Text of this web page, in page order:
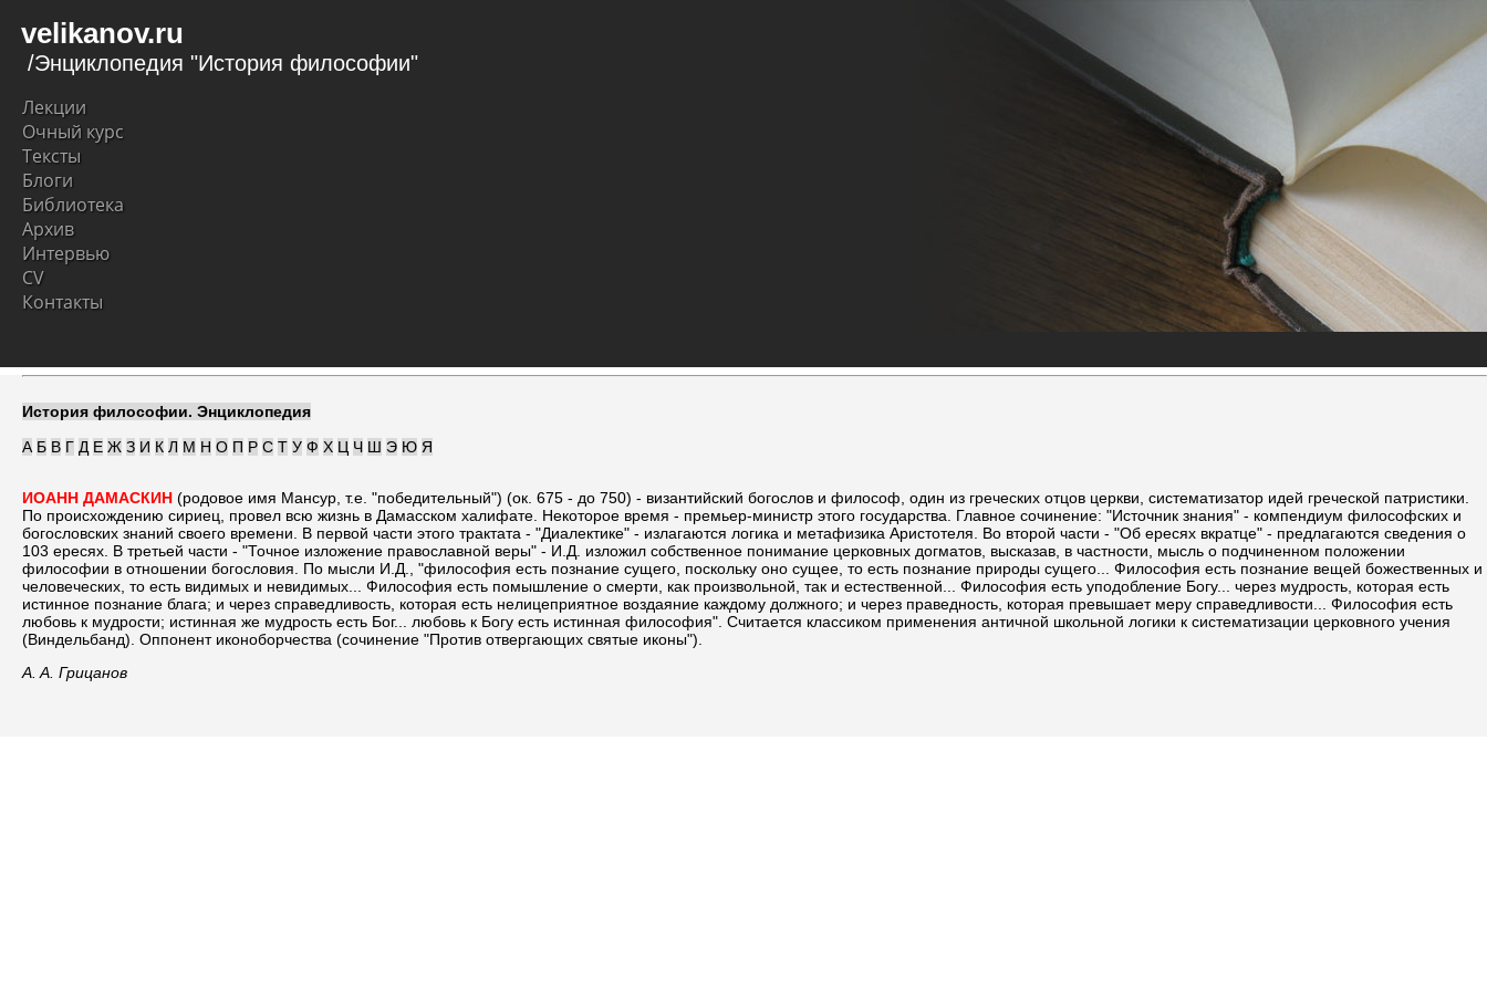
velikanov.ru
/Энциклопедия "История философии"
Лекции
Очный курс
Тексты
Блоги
Библиотека
Архив
Интервью
CV
Контакты
История философии. Энциклопедия
А Б В Г Д Е Ж З И К Л М Н О П Р С Т У Ф Х Ц Ч Ш Э Ю Я
ИОАНН ДАМАСКИН (родовое имя Мансур, т.е. "победительный") (ок. 675 - до 750) - византийский богослов и философ, один из греческих отцов церкви, систематизатор идей греческой патристики.
По происхождению сириец, провел всю жизнь в Дамасском халифате. Некоторое время - премьер-министр этого государства. Главное сочинение: "Источник знания" - компендиум философских и
богословских знаний своего времени. В первой части этого трактата - "Диалектике" - излагаются логика и метафизика Аристотеля. Во второй части - "Об ересях вкратце" - предлагаются сведения о
103 ересях. В третьей части - "Точное изложение православной веры" - И.Д. изложил собственное понимание церковных догматов, высказав, в частности, мысль о подчиненном положении
философии в отношении богословия. По мысли И.Д., "философия есть познание сущего, поскольку оно сущее, то есть познание природы сущего... Философия есть познание вещей божественных и
человеческих, то есть видимых и невидимых... Философия есть помышление о смерти, как произвольной, так и естественной... Философия есть уподобление Богу... через мудрость, которая есть
истинное познание блага; и через справедливость, которая есть нелицеприятное воздаяние каждому должного; и через праведность, которая превышает меру справедливости... Философия есть
любовь к мудрости; истинная же мудрость есть Бог... любовь к Богу есть истинная философия". Считается классиком применения античной школьной логики к систематизации церковного учения
(Виндельбанд). Оппонент иконоборчества (сочинение "Против отвергающих святые иконы").
A. A. Грицанов